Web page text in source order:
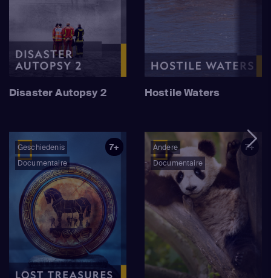
Disaster Autopsy 2 Hostile Waters
Geschiedenis
Documentaire
7+
Andere
Documentaire
7+